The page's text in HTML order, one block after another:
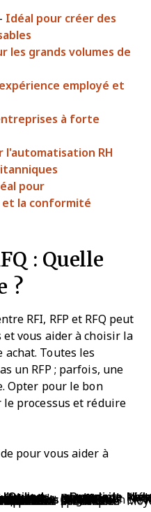
Idéal pour créer des
les grands volumes de
employé et
à forte
l'automatisation RH
pour
et la conformité
: Quelle
?
RFI, RFP et RFQ peut
vous aider à choisir la
achat. Toutes les
un RFP ; parfois, une
Opter pour le bon
processus et réduire
pour vous aider à
Quand l’utiliser Que doit contenir le document Niveau de
les solutions du marché et souhaitez comprendre l’offre disponible Questions de base sur les capacités et les offres
des besoins précis et souhaitez comparer des propositions détaillées de fournisseursExigences détaillées, périmètre, critères d’évaluation
ce dont vous avez besoin et souhaitez uniquement des devis Services ou produits spécifiques demandés